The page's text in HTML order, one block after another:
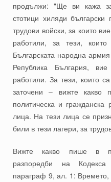
продължи: "Ще ви кажа
стотици хиляди
трудови войски, за които
работили, за тези,
Българската народна
Република България,
работили. За тези, които
заточени – вижте
политическа и
лица. На тези лица се
били в тези лагери, за
Вижте какво пише в
разпоредби на
параграф 9, ал. 1: Времето,